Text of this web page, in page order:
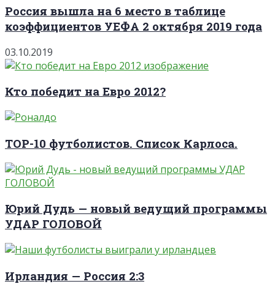
Россия вышла на 6 место в таблице
коэффициентов УЕФА 2 октября 2019 года
03.10.2019
Кто победит на Евро 2012?
TOP-10 футболистов. Список Карлоса.
Юрий Дудь — новый ведущий программы
УДАР ГОЛОВОЙ
Ирландия — Россия 2:3